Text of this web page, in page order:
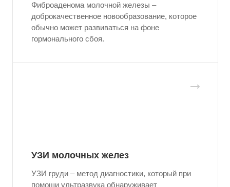
Фиброаденома молочной железы –
доброкачественное новообразование, которое
обычно может развиваться на фоне
гормонального сбоя.
УЗИ молочных желез
УЗИ груди – метод диагностики, который при
помощи ультразвука обнаруживает